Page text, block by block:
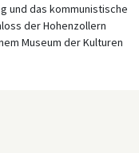
und das kommunistische
der Hohenzollern
Museum der Kulturen